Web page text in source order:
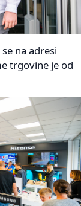
na adresi
trgovine je od